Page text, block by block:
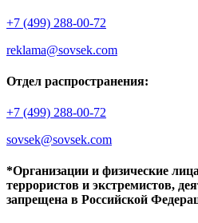
+7 (499) 288-00-72
reklama@sovsek.com
Отдел распространения:
+7 (499) 288-00-72
sovsek@sovsek.com
*Организации и физические
террористов и экстремистов,
запрещена в Российской